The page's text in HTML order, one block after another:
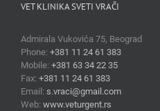
VET KLINIKA SVETI VRAČI
Admirala Vukovića 75, Beograd
Phone: +381 11 24 61 383
Mobile: +381 63 34 22 35
Fax: +381 11 24 61 383
Email: s.vraci@gmail.com
Web: www.veturgent.rs